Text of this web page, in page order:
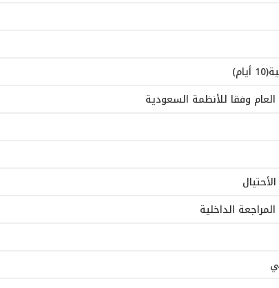
وفقا للأنظمة السعودية
الداخلية